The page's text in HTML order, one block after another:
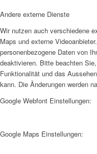
Andere externe Dienste
Wir nutzen auch verschiedene
Maps und externe
personenbezogene Daten von
deaktivieren. Bitte beachten
Funktionalität und das
kann. Die Änderungen werden
Google Webfont Einstellungen:
Google Maps Einstellungen: